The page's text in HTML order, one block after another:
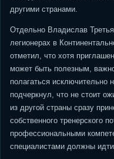
другими странами.
Отдельно Владислав
легионерах в
отметил, что хотя
может быть полезным,
полагаться исключительно
подчеркнул, что не стоит
из другой страны сразу
собственного тренерского
профессиональными
специалистами должны идти